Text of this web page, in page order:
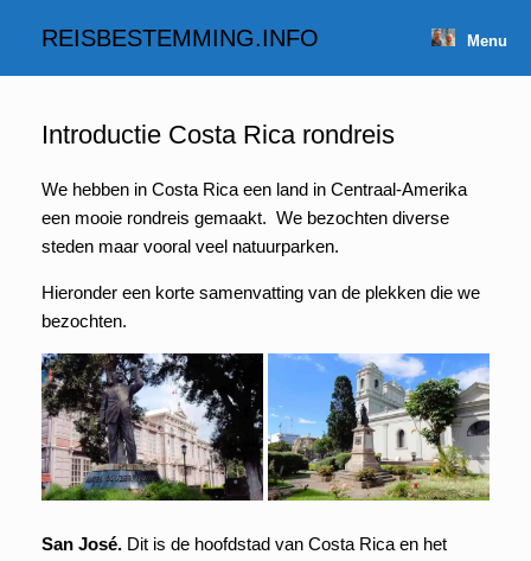
REISBESTEMMING.INFO Menu
Introductie Costa Rica rondreis
We hebben in Costa Rica een land in Centraal-Amerika
een mooie rondreis gemaakt. We bezochten diverse
steden maar vooral veel natuurparken.
Hieronder een korte samenvatting van de plekken die we
bezochten.
San José. Dit is de hoofdstad van Costa Rica en het